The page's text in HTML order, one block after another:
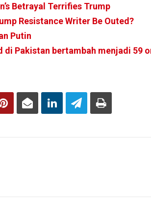
Betrayal Terrifies Trump
Resistance Writer Be Outed?
Putin
di Pakistan bertambah menjadi 59